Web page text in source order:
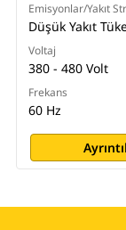
Emisyonlar/Yakıt
Düşük Yakıt
Voltaj
380 - 480 Volt
Frekans
60 Hz